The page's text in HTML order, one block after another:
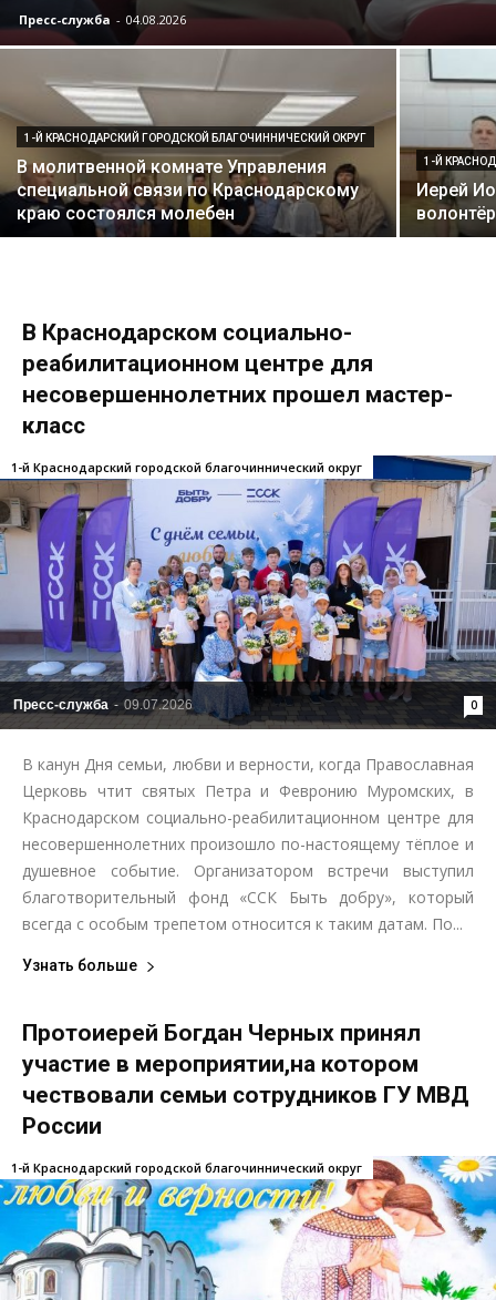
Пресс-служба - 04.08.2026
1-Й КРАСНОДАРСКИЙ ГОРОДСКОЙ БЛАГОЧИННИЧЕСКИЙ ОКРУГ
В молитвенной комнате Управления
специальной связи по Краснодарскому
краю состоялся молебен
1-Й
Иерей
В Краснодарском социально-
реабилитационном центре для
несовершеннолетних прошел мастер-
класс
Пресс-служба - 09.07.2026 0
1-й Краснодарский городской благочиннический округ
В канун Дня семьи, любви и верности, когда Православная
Церковь чтит святых Петра и Февронию Муромских, в
Краснодарском социально-реабилитационном центре для
несовершеннолетних произошло по-настоящему тёплое и
душевное событие. Организатором встречи выступил
благотворительный фонд «ССК Быть добру», который
всегда с особым трепетом относится к таким датам. По...
Узнать больше
Протоиерей Богдан Черных принял
участие в мероприятии,на котором
чествовали семьи сотрудников ГУ МВД
России
1-й Краснодарский городской благочиннический округ